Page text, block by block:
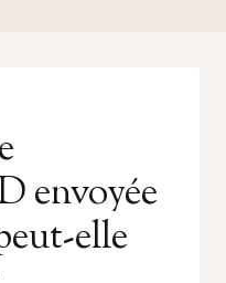
envoyée
elle